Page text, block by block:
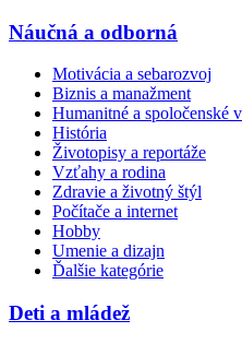
Náučná a odborná
Motivácia a sebarozvoj
Biznis a manažment
Humanitné a spoločenské
História
Životopisy a reportáže
Vzťahy a rodina
Zdravie a životný štýl
Počítače a internet
Hobby
Umenie a dizajn
Ďalšie kategórie
Deti a mládež